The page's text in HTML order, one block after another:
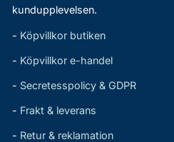
kundupplevelsen.
- Köpvillkor butiken
- Köpvillkor e-handel
- Secretesspolicy & GDPR
- Frakt & leverans
- Retur & reklamation